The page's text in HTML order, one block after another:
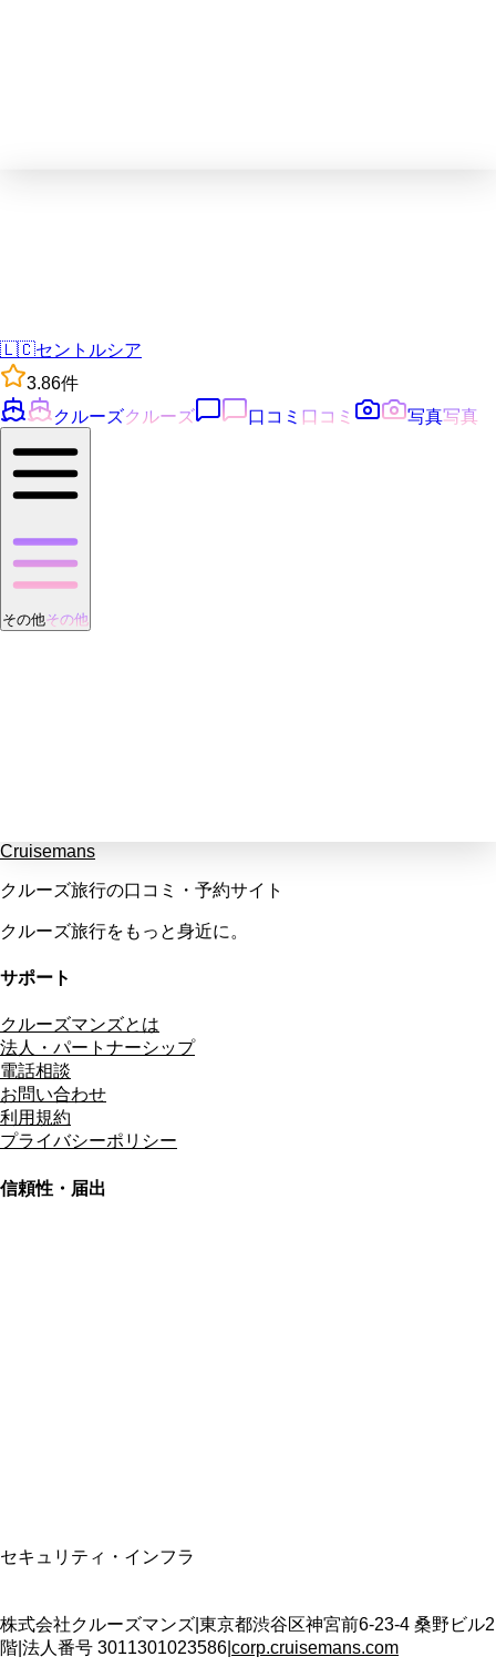
🇱🇨セントルシア
3.86件
クルーズクルーズ 口コミ 口コミ 写真写真
その他その他
Cruisemans
クルーズ旅行の口コミ・予約サイト
クルーズ旅行をもっと身近に。
サポート
クルーズマンズとは
法人・パートナーシップ
電話相談
お問い合わせ
利用規約
プライバシーポリシー
信頼性・届出
セキュリティ・インフラ
株式会社クルーズマンズ 東京都渋谷区神宮前6-23-4 桑野ビル2
階 法人番号 3011301023586 corp.cruisemans.com